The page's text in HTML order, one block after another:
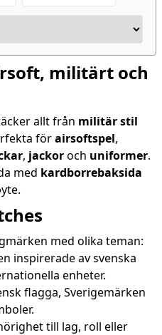
militärt och
allt från militär stil
förairsoftspel,
, jackoroch uniformer.
med kardborrebaksida
med olika teman:
inspirerade av svenska
enheter.
flagga, Sverigemärken
till lag, roll eller